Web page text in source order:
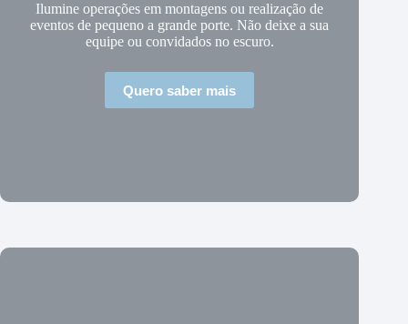
Ilumine operações em montagens ou realização de
eventos de pequeno a grande porte. Não deixe a sua
equipe ou convidados no escuro.
Quero saber mais